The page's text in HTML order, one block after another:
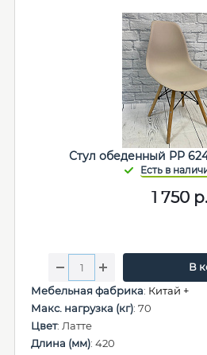
Стул обеденный PP
1 750р.
В
Мебельная фабрика: Китай +
Макс. нагрузка (кг): 70
Цвет: Латте
Длина (мм): 420